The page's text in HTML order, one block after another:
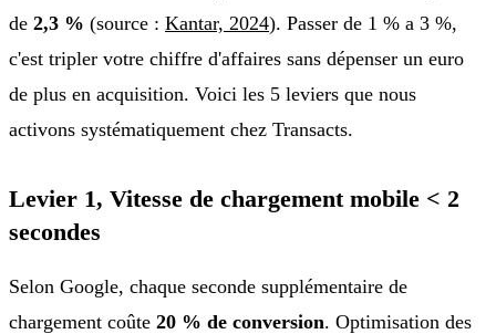
de 2,3 % (source : Kantar, 2024). Passer de 1 % a 3 %,
c'est tripler votre chiffre d'affaires sans dépenser un euro
de plus en acquisition. Voici les 5 leviers que nous
activons systématiquement chez Transacts.
Levier 1, Vitesse de chargement mobile < 2
secondes
Selon Google, chaque seconde supplémentaire de
chargement coûte 20 % de conversion. Optimisation des